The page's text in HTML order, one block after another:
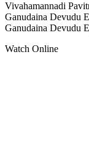
Vivahamannadi
Ganudaina Devudu
Ganudaina Devudu
Watch Online